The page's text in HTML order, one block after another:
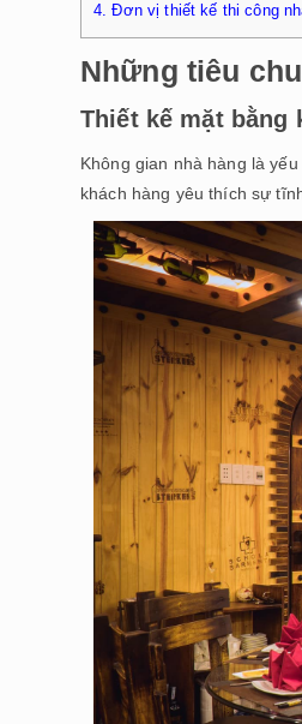
4. Đơn vị thiết kế thi công
Những tiêu
Thiết kế mặt bằng
Không gian nhà hàng là
khách hàng yêu thích sự